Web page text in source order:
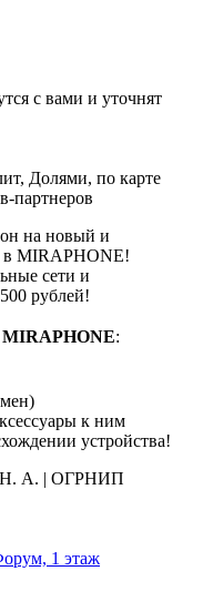
с вами и уточнят
Долями, по карте
партнеров
на новый и
в MIRAPHONE!
сети и
рублей!
MIRAPHONE:
к ним
устройства!
Н. А. | ОГРНИП
1 этаж